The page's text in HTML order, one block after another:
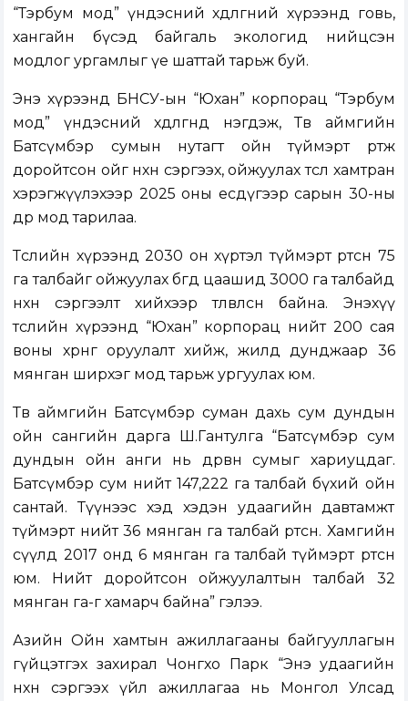
“Тэрбум мод” үндэсний хөдөлгөөний хүрээнд говь,
хангайн бүсэд байгаль экологид нийцсэн
модлог ургамлыг үе шаттай тарьж буй.
Энэ хүрээнд БНСУ-ын “Юхан” корпорац “Тэрбум
мод” үндэсний хөдөлгөөнд нэгдэж, Төв аймгийн
Батсүмбэр сумын нутагт ойн түймэрт өртөж
доройтсон ойг нөхөн сэргээх, ойжуулах төсөл хамтран
хэрэгжүүлэхээр 2025 оны есдүгээр сарын 30-ны
өдөр мод тарилаа.
Төслийн хүрээнд 2030 он хүртэл түймэрт өртсөн 75
га талбайг ойжуулах бөгөөд цаашид 3000 га талбайд
нөхөн сэргээлт хийхээр төлөвлөсөн байна. Энэхүү
төслийн хүрээнд “Юхан” корпорац нийт 200 сая
воны хөрөнгө оруулалт хийж, жилд дунджаар 36
мянган ширхэг мод тарьж ургуулах юм.
Төв аймгийн Батсүмбэр суман дахь сум дундын
ойн сангийн дарга Ш.Гантулга “Батсүмбэр сум
дундын ойн анги нь дөрвөн сумыг хариуцдаг.
Батсүмбэр сум нийт 147,222 га талбай бүхий ойн
сантай. Түүнээс хэд хэдэн удаагийн давтамжт
түймэрт нийт 36 мянган га талбай өртсөн. Хамгийн
сүүлд 2017 онд 6 мянган га талбай түймэрт өртсөн
юм. Нийт доройтсон ойжуулалтын талбай 32
мянган га-г хамарч байна” гэлээ.
Азийн Ойн хамтын ажиллагааны байгууллагын
гүйцэтгэх захирал Чонгхо Парк “Энэ удаагийн
нөхөн сэргээх үйл ажиллагаа нь Монгол Улсад